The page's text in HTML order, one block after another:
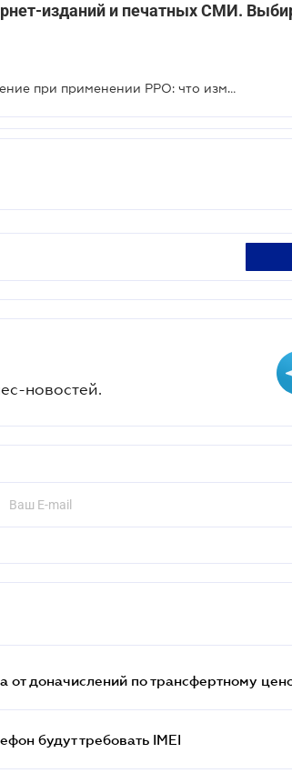
изданий и печатных СМИ.
Штрафные санкции за нарушение при применении РРО: что изменилось
новостей.
от доначислений по трансфертному
будут требовать IMEI